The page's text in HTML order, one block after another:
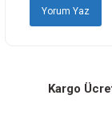
Bu ürüne
Yorum Yaz
Kargo